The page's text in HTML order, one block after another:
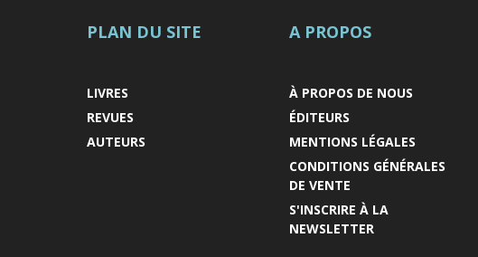
PLAN DU SITE
LIVRES
REVUES
AUTEURS
A PROPOS
À PROPOS DE NOUS
ÉDITEURS
MENTIONS LÉGALES
CONDITIONS GÉNÉRALES
DE VENTE
S'INSCRIRE À LA
NEWSLETTER